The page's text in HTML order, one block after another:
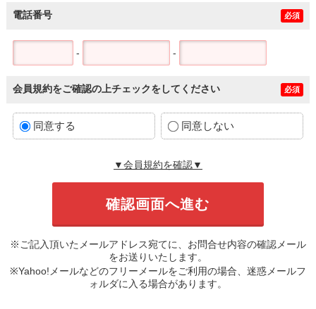
電話番号 必須
- -
会員規約をご確認の上チェックをしてください 必須
同意する 同意しない
▼会員規約を確認▼
※ご記入頂いたメールアドレス宛てに、お問合せ内容の確認メール
をお送りいたします。
※Yahoo!メールなどのフリーメールをご利用の場合、迷惑メールフ
ォルダに入る場合があります。